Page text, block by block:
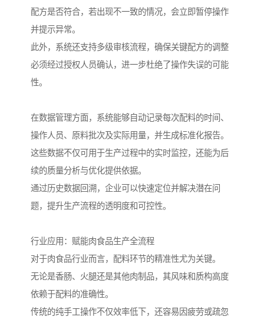
配方是否符合，若出现不一致的情况，会立即暂停操作
并提示异常。
此外，系统还支持多级审核流程，确保关键配方的调整
必须经过授权人员确认，进一步杜绝了操作失误的可能
性。
在数据管理方面，系统能够自动记录每次配料的时间、
操作人员、原料批次及实际用量，并生成标准化报告。
这些数据不仅可用于生产过程中的实时监控，还能为后
续的质量分析与优化提供依据。
通过历史数据回溯，企业可以快速定位并解决潜在问
题，提升生产流程的透明度和可控性。
行业应用：赋能肉食品生产全流程
对于肉食品行业而言，配料环节的精准性尤为关键。
无论是香肠、火腿还是其他肉制品，其风味和质构高度
依赖于配料的准确性。
传统的纯手工操作不仅效率低下，还容易因疲劳或疏忽